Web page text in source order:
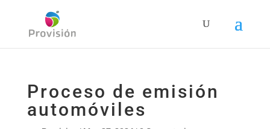
Proceso de emisión
automóviles